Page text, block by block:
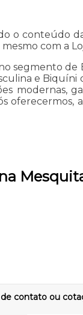
o conteúdo
com a
segmento de
e
modernas,
contato ou